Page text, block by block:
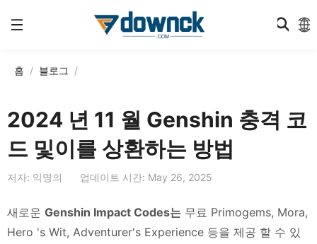
홈 블로그
2024 년 11 월 Genshin 충격 코
드 및이를 상환하는 방법
저자: 익명의 업데이트 시간: May 26, 2025
새로운 Genshin Impact Codes는 무료 Primogems, Mora,
Hero 's Wit, Adventurer's Experience 등을 제공 할 수 있